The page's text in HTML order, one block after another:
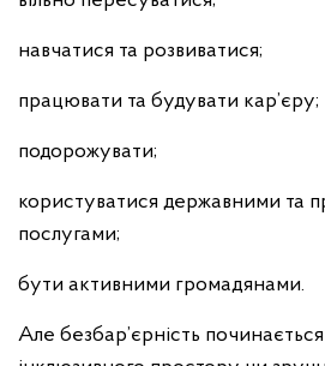
навчатися та розвиватися;
працювати та будувати кар’єру;
подорожувати;
користуватися державними та
послугами;
бути активними громадянами.
Але безбар’єрність